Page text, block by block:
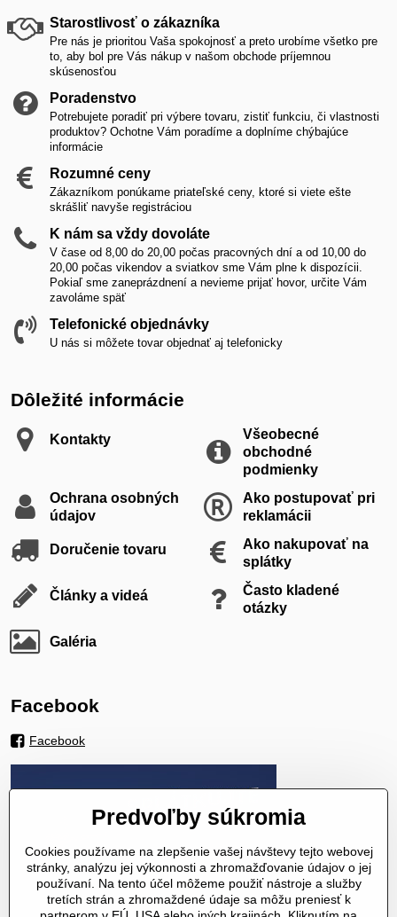
Starostlivosť o zákazníka
Pre nás je prioritou Vaša spokojnosť a preto urobíme všetko pre
to, aby bol pre Vás nákup v našom obchode príjemnou
skúsenosťou
Poradenstvo
Potrebujete poradiť pri výbere tovaru, zistiť funkciu, či vlastnosti
produktov? Ochotne Vám poradíme a doplníme chýbajúce
informácie
Rozumné ceny
Zákazníkom ponúkame priateľské ceny, ktoré si viete ešte
skrášliť navyše registráciou
K nám sa vždy dovoláte
V čase od 8,00 do 20,00 počas pracovných dní a od 10,00 do
20,00 počas vikendov a sviatkov sme Vám plne k dispozícii.
Pokiaľ sme zaneprázdnení a nevieme prijať hovor, určite Vám
zavoláme späť
Telefonické objednávky
U nás si môžete tovar objednať aj telefonicky
Dôležité informácie
Kontakty
Všeobecné
obchodné
podmienky
Ochrana osobných
údajov
Ako postupovať pri
reklamácii
Doručenie tovaru
Ako nakupovať na
splátky
Články a videá
Často kladené
otázky
Galéria
Facebook
Facebook
Predvoľby súkromia
Cookies používame na zlepšenie vašej návštevy tejto webovej
stránky, analýzu jej výkonnosti a zhromažďovanie údajov o jej
používaní. Na tento účel môžeme použiť nástroje a služby
tretích strán a zhromaždené údaje sa môžu preniesť k